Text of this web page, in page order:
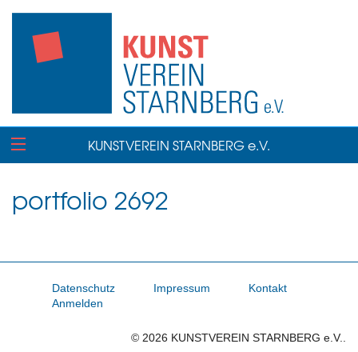
KUNSTVEREIN STARNBERG e.V.
portfolio 2692
Datenschutz Impressum
Kontakt
Anmelden
© 2026 KUNSTVEREIN STARNBERG e.V..